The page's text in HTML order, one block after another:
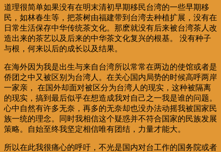
道理很简单如果没有在明末清初早期移民台湾的一些早期移
民，如林春生等，把茶树由福建带到台湾去种植扩展，没有在
日常生活保存中华传统茶文化。那麽就没有后来被台湾茶人改
造出来的茶艺以及后来的中华茶文化复兴的根基。 没有种子
与根，何来以后的成长以及结果。
在海外因为我是出生与来自台湾所以常常在两边的使馆或者是
侨团之中又被区别为台湾人。在关心国内局势的时候高呼两岸
一家亲， 在国外却面对被区分为台湾人的现实，这种被隔离
的现实，搞到最后似乎在想造成我对自己之一我是谁的问题。
心中自然有许多无奈，再多的无奈却也没办法动摇我被国家民
族一统的理念。同时我相信这个疑惑并不符合国家的民族发展
策略。自始至终我坚定相信唯有团结，力量才能大。
所以在此我很痛心的呼吁，不光是国内对台工作的国务院或者